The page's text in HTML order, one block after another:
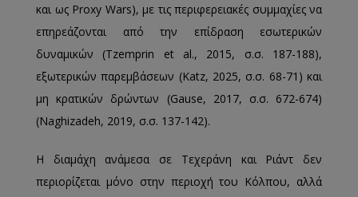
και ως Proxy Wars), με τις περιφερειακές συμμαχίες να
επηρεάζονται από την επίδραση εσωτερικών
δυναμικών (Tzemprin et al., 2015, σ.σ. 187-188),
εξωτερικών παρεμβάσεων (Katz, 2025, σ.σ. 68-71) και
μη κρατικών δρώντων (Gause, 2017, σ.σ. 672-674)
(Naghizadeh, 2019, σ.σ. 137-142).
Η διαμάχη ανάμεσα σε Τεχεράνη και Ριάντ δεν
περιορίζεται μόνο στην περιοχή του Κόλπου, αλλά